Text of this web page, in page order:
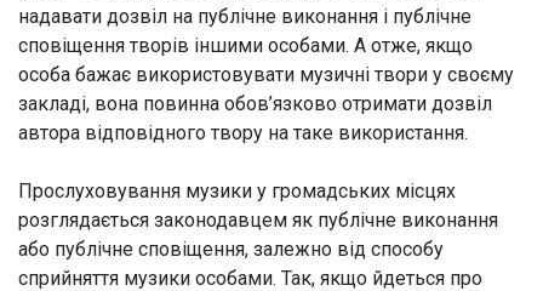
надавати дозвіл на публічне виконання і публічне
сповіщення творів іншими особами. А отже, якщо
особа бажає використовувати музичні твори у своєму
закладі, вона повинна обов’язково отримати дозвіл
автора відповідного твору на таке використання.
Прослуховування музики у громадських місцях
розглядається законодавцем як публічне виконання
або публічне сповіщення, залежно від способу
сприйняття музики особами. Так, якщо йдеться про